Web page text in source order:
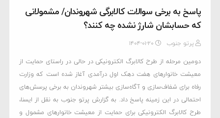
پاسخ به برخی سوالات کالابرگی شهروندان/ مشمولانی
که حسابشان شارژ نشده چه کنند؟
پرتو جنوب ۱۴۰۴-۰۱-۲۰
دومین مرحله از طرح کالابرگ الکترونیکی در حالی در راستای حمایت از
معیشت خانوارهای هفت دهک اول درآمدی آغاز شده است که وزارت
رفاه برای شفاف‌سازی و آگاه‌سازی بیشتر شهروندان به برخی پرسش‌های
احتمالی در این زمینه پاسخ داد. به گزارش پرتو جنوب به نقل از ایسنا،
طرح کالابرگ الکترونیکی برای حمایت از معیشت خانوارهای مشمول و